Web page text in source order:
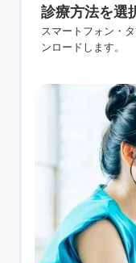
診療方法を選
スマートフォン・
ンロードします。